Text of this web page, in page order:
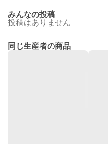
みんなの投稿
投稿はありません
同じ生産者の商品